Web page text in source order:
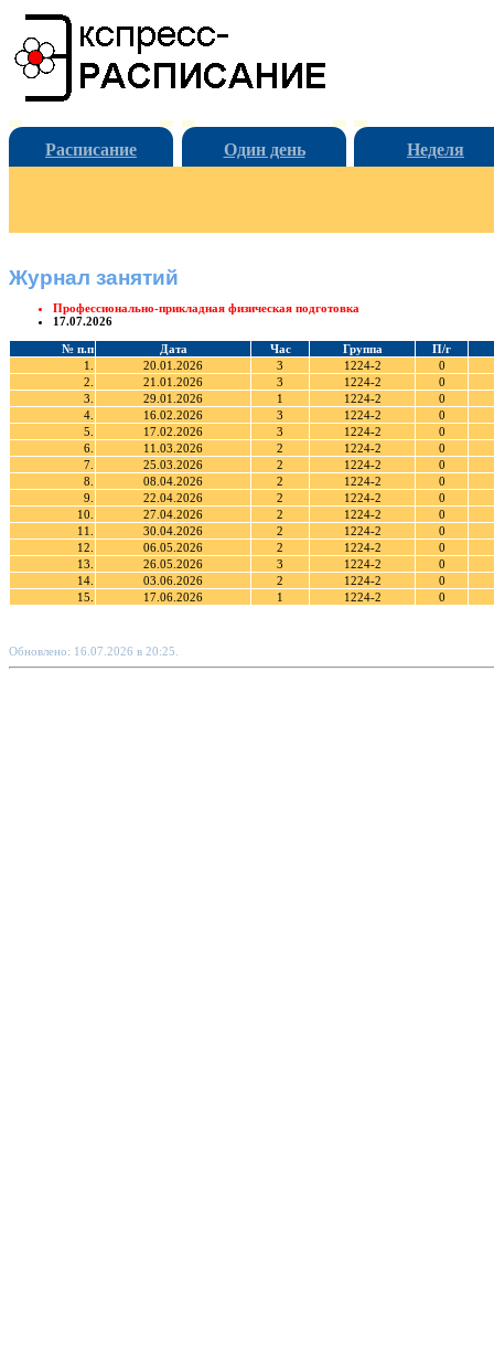
Расписание Один день Неделя
Журнал занятий
Профессионально-прикладная физическая подготовка
17.07.2026
№ п.п Дата Час Группа
П/г
1.
20.01.2026 3 1224-2
0
2.
21.01.2026 3 1224-2
0
3.
29.01.2026 1 1224-2
0
4.
16.02.2026 3 1224-2
0
5.
17.02.2026 3 1224-2
0
6.
11.03.2026 2 1224-2
0
7.
25.03.2026 2 1224-2
0
8.
08.04.2026 2 1224-2
0
9.
22.04.2026 2 1224-2
0
10.
27.04.2026 2 1224-2
0
11.
30.04.2026 2 1224-2
0
12.
06.05.2026 2 1224-2
0
13.
26.05.2026 3 1224-2
0
14.
03.06.2026 2 1224-2
0
15.
17.06.2026 1 1224-2 0
Обновлено: 16.07.2026 в 20:25.